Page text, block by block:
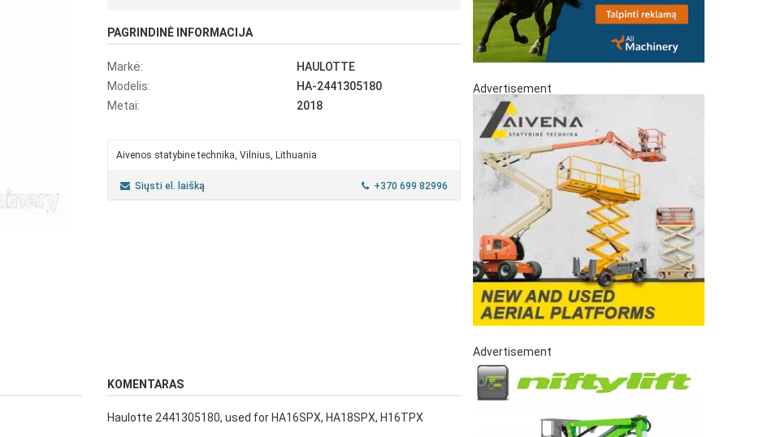
PAGRINDINĖ INFORMACIJA
Markė:
HAULOTTE
Modelis:
HA-2441305180
Metai:
2018
Aivenos statybine technika, Vilnius, Lithuania
Siųsti el. laišką +370 699 82996
KOMENTARAS
Haulotte 2441305180, used for HA16SPX, HA18SPX, H16TPX
Advertisement
Advertisement